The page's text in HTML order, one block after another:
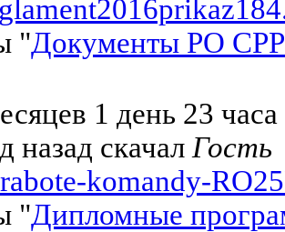
"Документы РО СРР
1 день 23
назад скачал Гость
komandy-
"Дипломные